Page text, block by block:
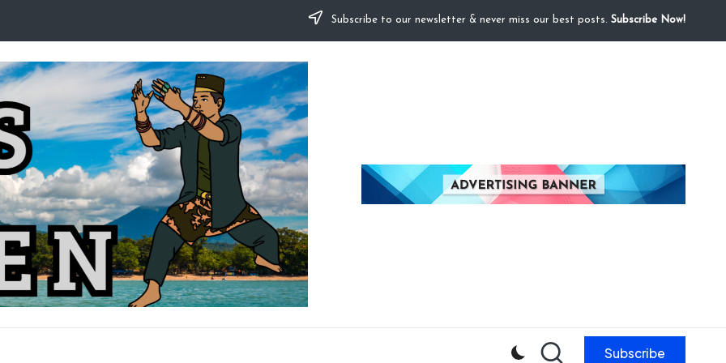
Subscribe to our newsletter & never miss our best posts. Subscribe Now!
Subscribe